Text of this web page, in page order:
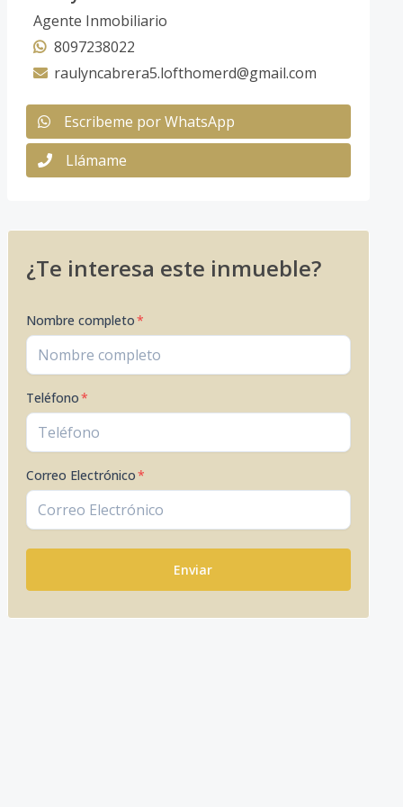
Agente Inmobiliario
8097238022
raulyncabrera5.lofthomerd@gmail.com
Escribeme por WhatsApp
Llámame
¿Te interesa este inmueble?
Nombre completo*
Teléfono*
Correo Electrónico*
Enviar